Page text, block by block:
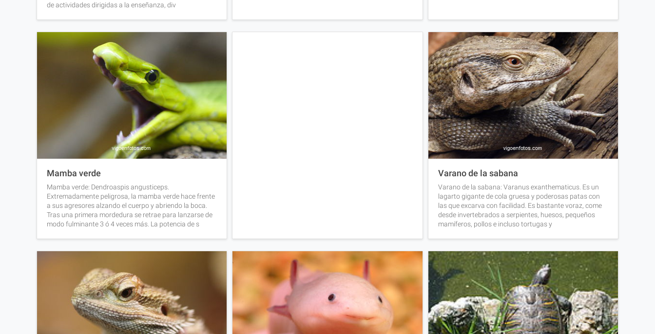
de actividades dirigidas a la enseñanza, div
Mamba verde
Mamba verde: Dendroaspis angusticeps.
Extremadamente peligrosa, la mamba verde hace frente
a sus agresores alzando el cuerpo y abriendo la boca.
Tras una primera mordedura se retrae para lanzarse de
modo fulminante 3 ó 4 veces más. La potencia de s
Varano de la sabana
Varano de la sabana: Varanus exanthematicus. Es un
lagarto gigante de cola gruesa y poderosas patas con
las que excarva con facilidad. Es bastante voraz, come
desde invertebrados a serpientes, huesos, pequeños
mamíferos, pollos e incluso tortugas y